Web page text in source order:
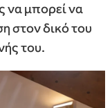
να μπορεί να
στον δικό του
του.